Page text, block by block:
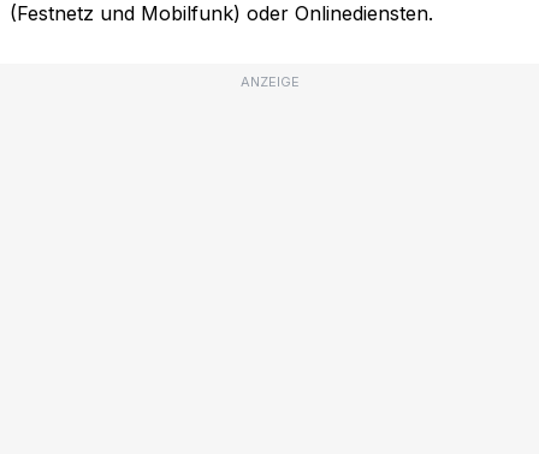
(Festnetz und Mobilfunk) oder Onlinediensten.
ANZEIGE